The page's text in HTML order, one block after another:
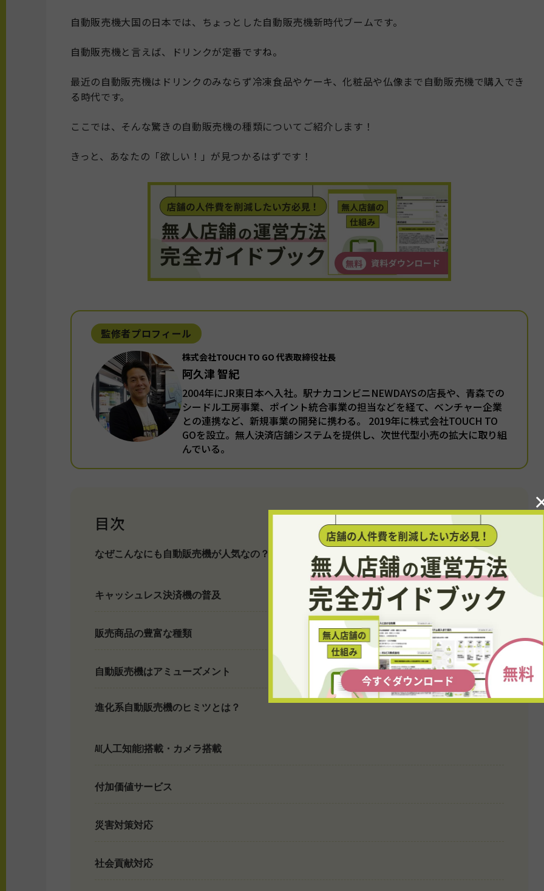
自動販売機大国の日本では、ちょっとした自動販売機新時代ブームです。
自動販売機と言えば、ドリンクが定番ですね。
最近の自動販売機はドリンクのみならず冷凍食品やケーキ、化粧品や仏像まで自動販売機で購入でき
る時代です。
ここでは、そんな驚きの自動販売機の種類についてご紹介します！
きっと、あなたの「欲しい！」が見つかるはずです！
監修者プロフィール
株式会社TOUCH TO GO 代表取締役社長
阿久津 智紀
2004年にJR東日本へ入社。駅ナカコンビニNEWDAYSの店長や、青森での
シードル工房事業、ポイント統合事業の担当などを経て、ベンチャー企業
との連携など、新規事業の開発に携わる。 2019年に株式会社TOUCH TO
GOを設立。無人決済店舗システムを提供し、次世代型小売の拡大に取り組
んでいる。
目次
なぜこんなにも自動販売機が人気なの？
キャッシュレス決済機の普及
販売商品の豊富な種類
自動販売機はアミューズメント
進化系自動販売機のヒミツとは？
AI(人工知能)搭載・カメラ搭載
付加価値サービス
災害対策対応
社会貢献対応